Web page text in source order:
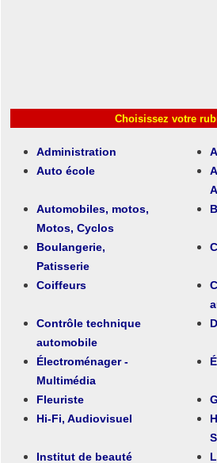
Choisissez votre
Administration
Auto école
Automobiles, motos,
Motos, Cyclos
Boulangerie,
Patisserie
Coiffeurs
Contrôle technique
automobile
Électroménager -
Multimédia
Fleuriste
Hi-Fi, Audiovisuel
Institut de beauté